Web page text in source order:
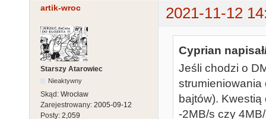
artik-wroc 2021-11-12
Starszy Atarowiec
Nieaktywny
Skąd: Wrocław
Zarejestrowany: 2005-09-12
Posty: 2,059
Cyprian
Jeśli chodzi o
bajtów).
-2MB/s czy